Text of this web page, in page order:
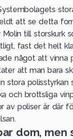
att se detta
Molin till storskurk
fast det helt
något att vinna
att man bara
stora
och brottsliga
av poliser är där
dom, men